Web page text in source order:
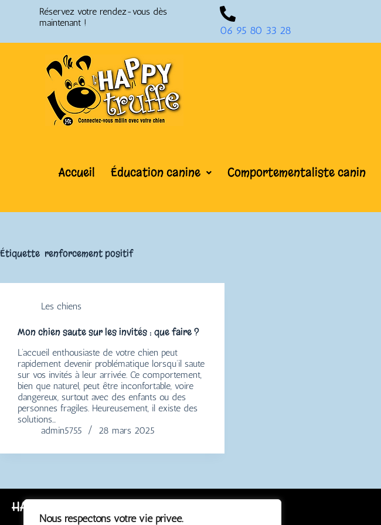
Nous respectons votre vie privée.
Réservez votre rendez-vous dès
maintenant !
06 95 80 33 28
Accueil Éducation canine Comportementaliste canin
Étiquette renforcement positif
Les chiens
Mon chien saute sur les invités : que faire ?
L’accueil enthousiaste de votre chien peut
rapidement devenir problématique lorsqu’il saute
sur vos invités à leur arrivée. Ce comportement,
bien que naturel, peut être inconfortable, voire
dangereux, surtout avec des enfants ou des
personnes fragiles. Heureusement, il existe des
solutions…
admin5755
28 mars 2025
HAPPY TRUFFE